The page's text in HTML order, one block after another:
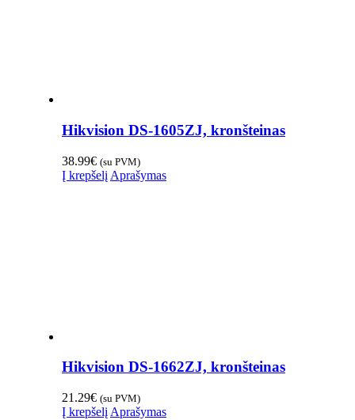
Hikvision DS-1605ZJ, kronšteinas
38.99€ (su PVM)
Į krepšelį Aprašymas
Hikvision DS-1662ZJ, kronšteinas
21.29€ (su PVM)
Į krepšelį Aprašymas